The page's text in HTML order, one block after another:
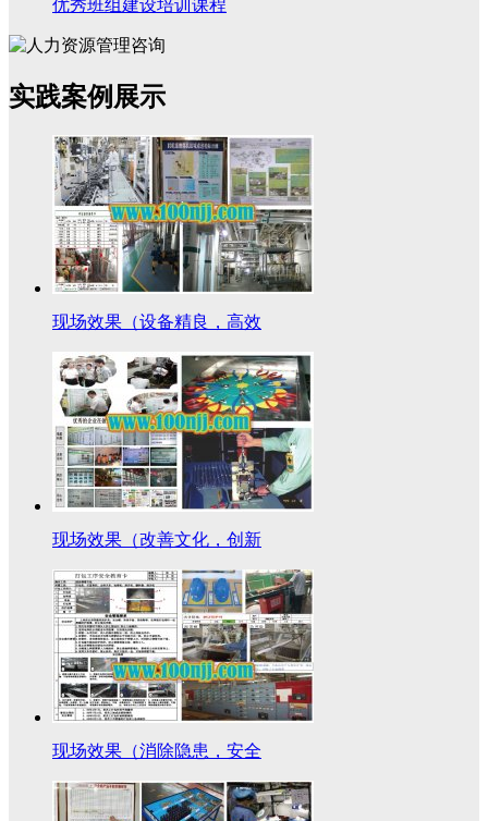
优秀班组建设培训课程
实践案例展示
现场效果（设备精良，高效
现场效果（改善文化，创新
现场效果（消除隐患，安全